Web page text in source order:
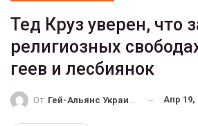
Тед Круз уверен, что
религиозных
геев и лесбиянок
От Гей-Альянс Украина Апр 19,